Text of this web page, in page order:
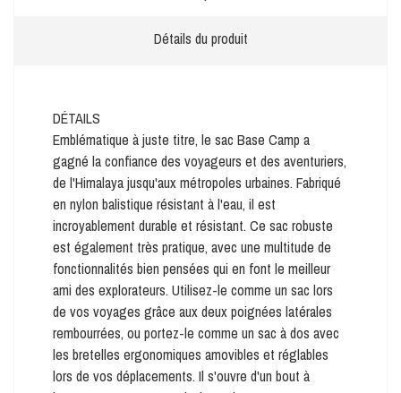
Détails du produit
DÉTAILS
Emblématique à juste titre, le sac Base Camp a
gagné la confiance des voyageurs et des aventuriers,
de l'Himalaya jusqu'aux métropoles urbaines. Fabriqué
en nylon balistique résistant à l'eau, il est
incroyablement durable et résistant. Ce sac robuste
est également très pratique, avec une multitude de
fonctionnalités bien pensées qui en font le meilleur
ami des explorateurs. Utilisez-le comme un sac lors
de vos voyages grâce aux deux poignées latérales
rembourrées, ou portez-le comme un sac à dos avec
les bretelles ergonomiques amovibles et réglables
lors de vos déplacements. Il s'ouvre d'un bout à